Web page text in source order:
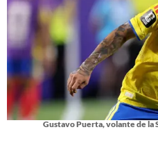
Gustavo Puerta, volante de la